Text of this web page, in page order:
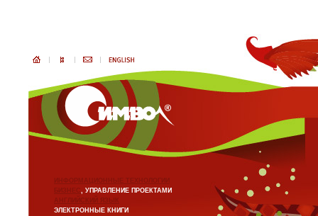
ИНФОРМАЦИОННЫЕ ТЕХНОЛОГИИ
БИЗНЕС, УПРАВЛЕНИЕ ПРОЕКТАМИ
АНГЛИЙСКИЙ ЯЗЫК
ЭЛЕКТРОННЫЕ КНИГИ